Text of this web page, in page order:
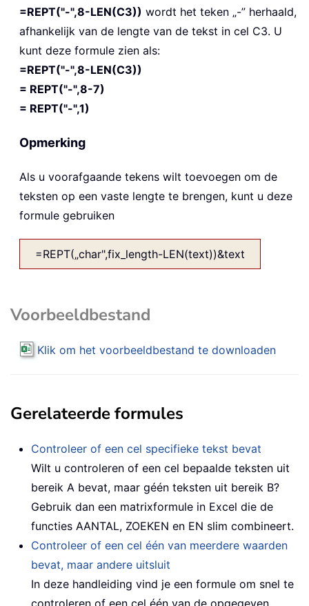
=REPT("-",8-LEN(C3)) wordt het teken „-” herhaald,
afhankelijk van de lengte van de tekst in cel C3. U
kunt deze formule zien als:
=REPT("-",8-LEN(C3))
= REPT("-",8-7)
= REPT("-",1)
Opmerking
Als u voorafgaande tekens wilt toevoegen om de
teksten op een vaste lengte te brengen, kunt u deze
formule gebruiken
=REPT(„char",fix_length-LEN(text))&text
Voorbeeldbestand
Klik om het voorbeeldbestand te downloaden
Gerelateerde formules
Controleer of een cel specifieke tekst bevat
Wilt u controleren of een cel bepaalde teksten uit
bereik A bevat, maar géén teksten uit bereik B?
Gebruik dan een matrixformule in Excel die de
functies AANTAL, ZOEKEN en EN slim combineert.
Controleer of een cel één van meerdere waarden
bevat, maar andere uitsluit
In deze handleiding vind je een formule om snel te